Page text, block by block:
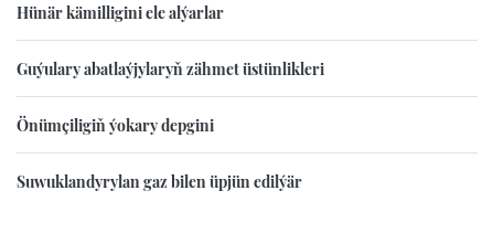
Hünär kämilligini ele alýarlar
Guýulary abatlaýjylaryň zähmet üstünlikleri
Önümçiligiň ýokary depgini
Suwuklandyrylan gaz bilen üpjün edilýär